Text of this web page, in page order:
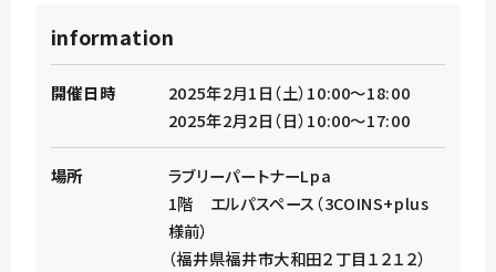
information
開催日時
2025年2月1日（土）10:00～18:00
2025年2月2日（日）10:00～17:00
場所
ラブリーパートナーLpa
1階 エルパスペース（3COINS+plus
様前）
（福井県福井市大和田２丁目１２１２）